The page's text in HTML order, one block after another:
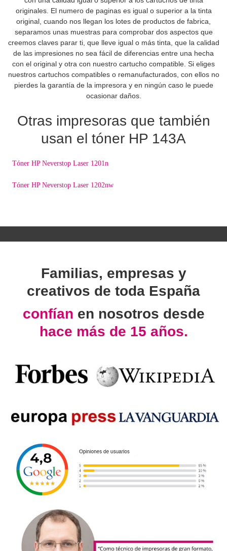
originales. El numero de paginas es igual o superior a la tinta
original, cuando nos llegan los lotes de productos de fabrica,
separamos unas muestras para comprobar dos aspectos que
creemos claves parar ti, que lleve igual o más tinta, que la calidad
de las impresiones no sea fácil de diferencias entre una hecha
con el original y otra con nuestro cartucho compatible. Si eliges
nuestros cartuchos compatibles o remanufacturados, con ellos no
pierdes la garantía de la impresora y en ningún caso le puede
ocasionar daños.
Otras impresoras que también
usan el tóner HP 143A
Tóner HP Neverstop Laser 1201n
Tóner HP Neverstop Laser 1202nw
Familias, empresas y
creativos de toda España
confían en nosotros desde
hace más de 15 años.